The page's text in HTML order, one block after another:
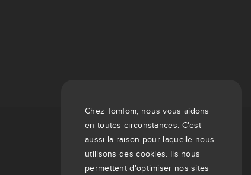
Chez TomTom, nous vous aidons
en toutes circonstances. C'est
aussi la raison pour laquelle nous
utilisons des cookies. Ils nous
permettent d'optimiser nos sites